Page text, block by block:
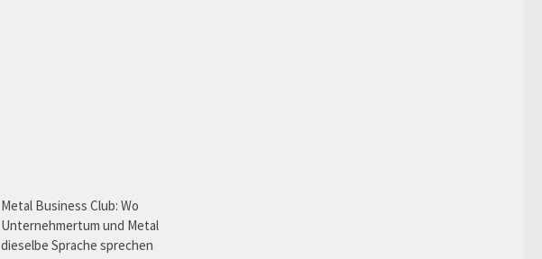
Metal Business Club: Wo
Unternehmertum und Metal
dieselbe Sprache sprechen